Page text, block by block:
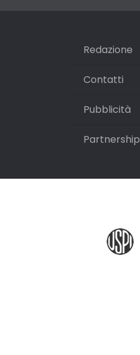
Redazione
Contatti
Pubblicità
Partnership